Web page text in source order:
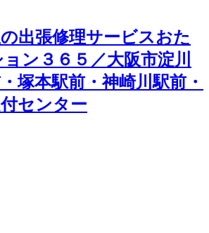
出張修理サービスおた
ン３６５／大阪市淀川
塚本駅前・神崎川駅前・
センター